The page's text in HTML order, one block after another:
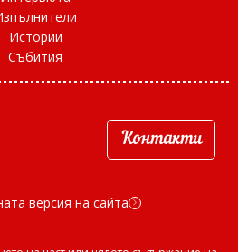
Истории
Събития
Контакти
версия на сайта d